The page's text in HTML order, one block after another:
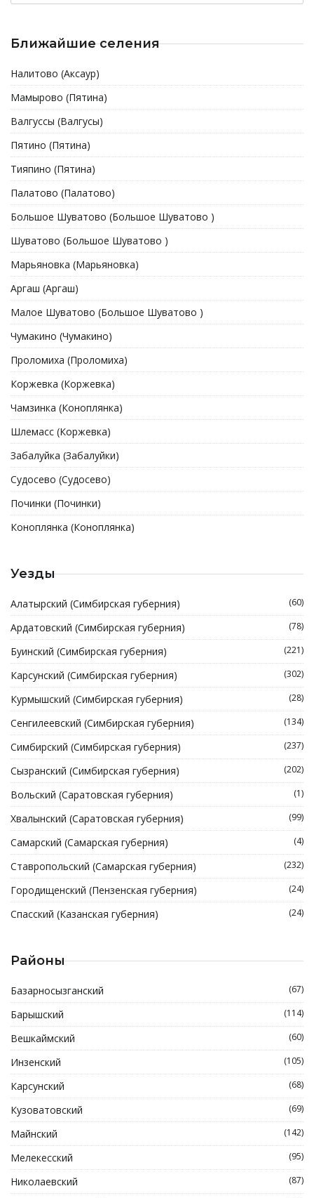
Ближайшие селения
Налитово (Аксаур)
Мамырово (Пятина)
Валгуссы (Валгусы)
Пятино (Пятина)
Тияпино (Пятина)
Палатово (Палатово)
Большое Шуватово (Большое Шуватово )
Шуватово (Большое Шуватово )
Марьяновка (Марьяновка)
Аргаш (Аргаш)
Малое Шуватово (Большое Шуватово )
Чумакино (Чумакино)
Проломиха (Проломиха)
Коржевка (Коржевка)
Чамзинка (Коноплянка)
Шлемасс (Коржевка)
Забалуйка (Забалуйки)
Судосево (Судосево)
Починки (Починки)
Коноплянка (Коноплянка)
Уезды
Алатырский (Симбирская губерния) (60)
Ардатовский (Симбирская губерния) (78)
Буинский (Симбирская губерния) (221)
Карсунский (Симбирская губерния) (302)
Курмышский (Симбирская губерния) (28)
Сенгилеевский (Симбирская губерния) (134)
Симбирский (Симбирская губерния) (237)
Сызранский (Симбирская губерния) (202)
Вольский (Саратовская губерния) (1)
Хвалынский (Саратовская губерния) (99)
Самарский (Самарская губерния) (4)
Ставропольский (Самарская губерния) (232)
Городищенский (Пензенская губерния) (24)
Спасский (Казанская губерния) (24)
Районы
Базарносызганский (67)
Барышский (114)
Вешкаймский (60)
Инзенский (105)
Карсунский (68)
Кузоватовский (69)
Майнский (142)
Мелекесский (95)
Николаевский (87)